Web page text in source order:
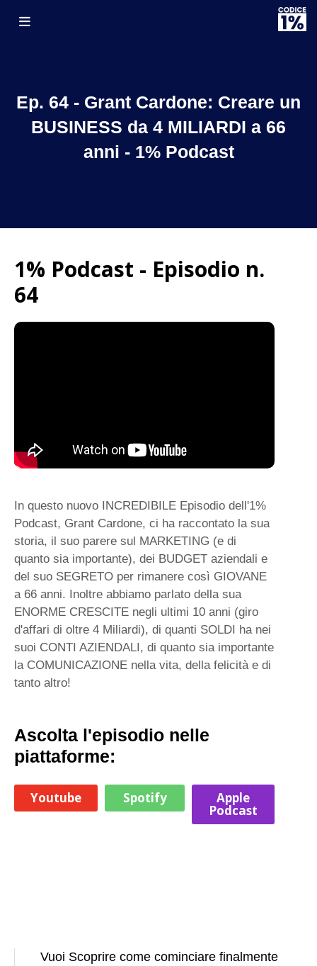
Ep. 64 - Grant Cardone: Creare un
BUSINESS da 4 MILIARDI a 66
anni - 1% Podcast
1% Podcast - Episodio n.
64
In questo nuovo INCREDIBILE Episodio dell'1%
Podcast, Grant Cardone, ci ha raccontato la sua
storia, il suo parere sul MARKETING (e di
quanto sia importante), dei BUDGET aziendali e
del suo SEGRETO per rimanere così GIOVANE
a 66 anni. Inoltre abbiamo parlato della sua
ENORME CRESCITE negli ultimi 10 anni (giro
d'affari di oltre 4 Miliardi), di quanti SOLDI ha nei
suoi CONTI AZIENDALI, di quanto sia importante
la COMUNICAZIONE nella vita, della felicità e di
tanto altro!
Ascolta l'episodio nelle
piattaforme:
Youtube Spotify Apple
Podcast
Vuoi Scoprire come cominciare finalmente